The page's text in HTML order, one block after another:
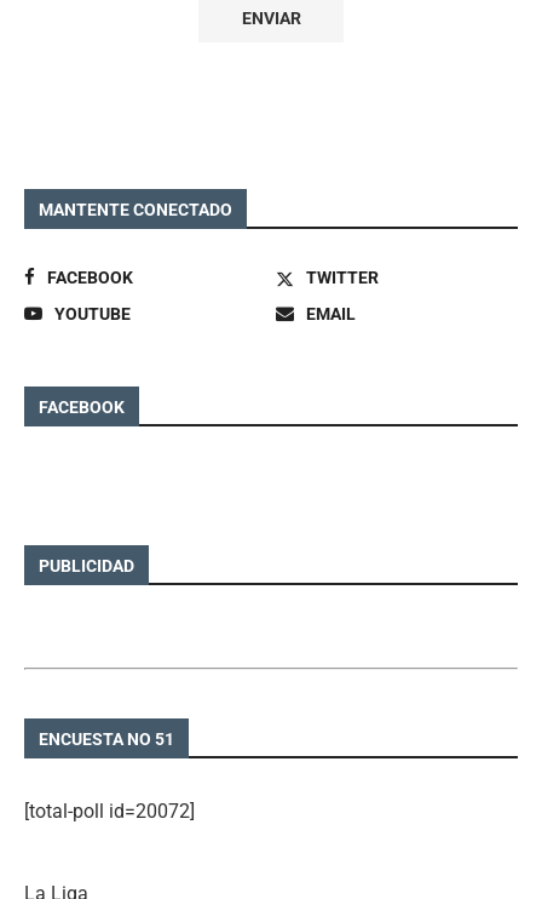
MANTENTE CONECTADO
FACEBOOK
TWITTER
YOUTUBE
EMAIL
FACEBOOK
PUBLICIDAD
ENCUESTA NO 51
[total-poll id=20072]
La Liga